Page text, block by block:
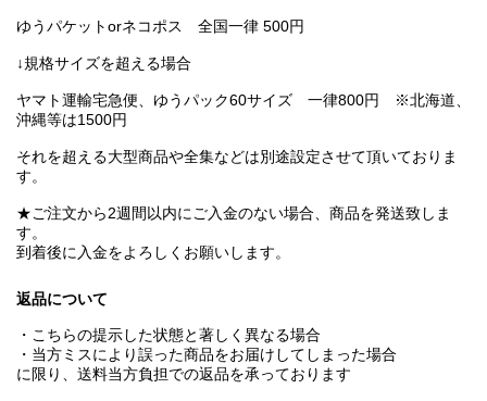
ゆうパケットorネコポス 全国一律 500円
↓規格サイズを超える場合
ヤマト運輸宅急便、ゆうパック60サイズ 一律800円 ※北海道、
沖縄等は1500円
それを超える大型商品や全集などは別途設定させて頂いておりま
す。
★ご注文から2週間以内にご入金のない場合、商品を発送致しま
す。
到着後に入金をよろしくお願いします。
返品について
・こちらの提示した状態と著しく異なる場合
・当方ミスにより誤った商品をお届けしてしまった場合
に限り、送料当方負担での返品を承っております